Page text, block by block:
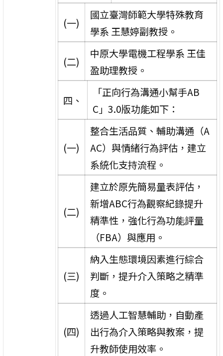
(一)
國立臺灣師範大學特殊教育
學系 王慧婷副教授。
(二)
中原大學電機工程學系 王佳
盈助理教授。
四、
「正向行為溝通小幫手AB
C」3.0版功能如下：
(一)
整合生活品質、輔助溝通（A
AC）與情緒行為評估，建立
系統化支持流程。
(二)
建立於原先簡易量表評估，
新增ABC行為觀察紀錄提升
精準性，強化行為功能評量
（FBA）與應用。
(三)
納入生態環境因素進行綜合
判斷，提升介入策略之精準
度。
(四)
透過人工智慧輔助，自動產
出行為介入策略與教案，提
升教師使用效率。